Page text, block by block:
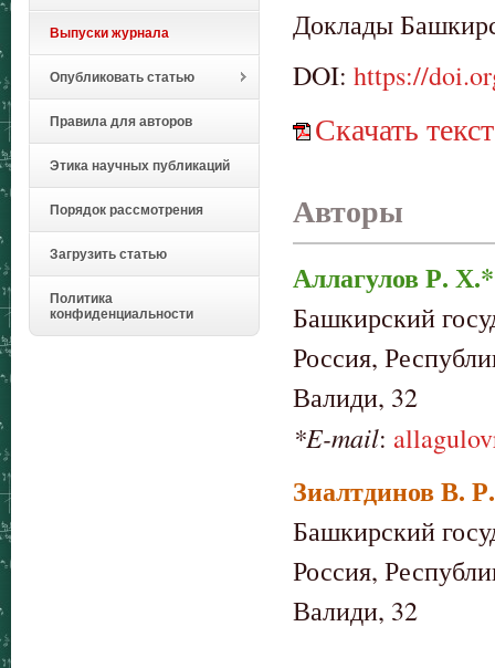
Выпуски журнала
Опубликовать статью
Правила для авторов
Этика научных публикаций
Порядок рассмотрения
Загрузить статью
Политика
конфиденциальности
Доклады
DOI: https://
Скачать
Авторы
Аллагулов Р. Х.*
Башкирский
Россия,
Валиди, 32
*E-mail:
Зиалтдинов В. Р.
Башкирский
Россия,
Валиди, 32